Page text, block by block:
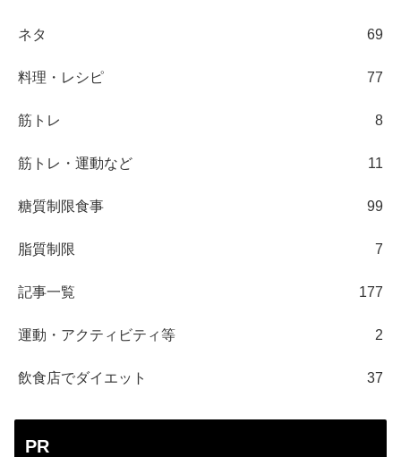
ネタ 69
料理・レシピ 77
筋トレ 8
筋トレ・運動など 11
糖質制限食事 99
脂質制限 7
記事一覧 177
運動・アクティビティ等 2
飲食店でダイエット 37
PR